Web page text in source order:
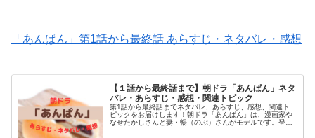
「あんぱん」第1話から最終話 あらすじ・ネタバレ・感想
【１話から最終話まで】朝ドラ「あんぱん」ネタ
バレ・あらすじ・感想・関連トピック
第1話から最終話までネタバレ、あらすじ、感想、関連ト
ピックをお届けします！朝ドラ「あんぱん」は、漫画家や
なせたかしさんと妻・暢（のぶ）さんがモデルです。登場